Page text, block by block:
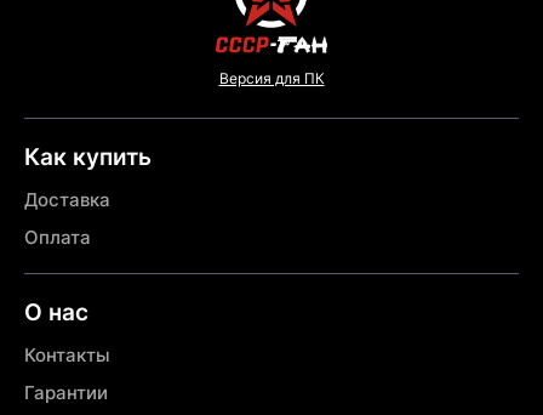
Версия для ПК
Как купить
Доставка
Оплата
О нас
Контакты
Гарантии